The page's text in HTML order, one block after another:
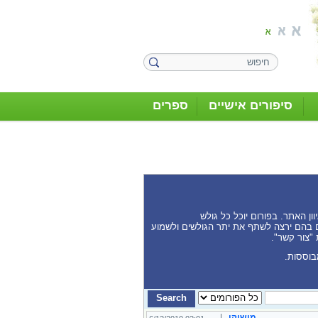
סיפורים אישיים ספרים
האתר. בפורום יוכל כל גולש
בהם ירצה לשתף את יתר הגולשים ולשמוע
"צור קשר".